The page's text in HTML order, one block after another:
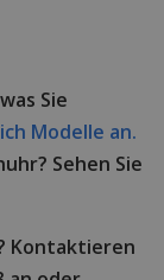
Sie
Modelle an.
Sehen Sie
Kontaktieren